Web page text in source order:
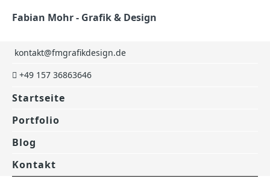
Fabian Mohr - Grafik & Design
kontakt@fmgrafikdesign.de
+49 157 36863646
Startseite
Portfolio
Blog
Kontakt